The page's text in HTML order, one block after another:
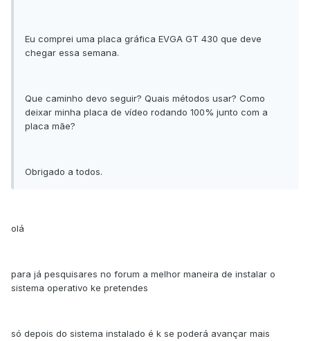
Eu comprei uma placa gráfica EVGA GT 430 que deve
chegar essa semana.
Que caminho devo seguir? Quais métodos usar? Como
deixar minha placa de vídeo rodando 100% junto com a
placa mãe?
Obrigado a todos.
olá
para já pesquisares no forum a melhor maneira de instalar o
sistema operativo ke pretendes
só depois do sistema instalado é k se poderá avançar mais